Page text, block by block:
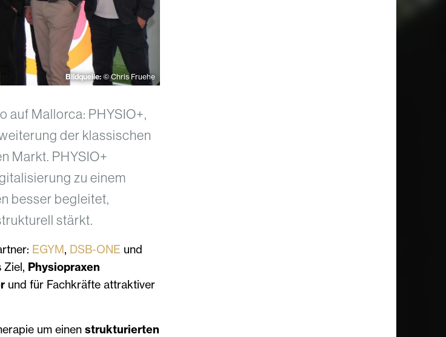
Bildquelle: © Chris Fruehe
auf Mallorca: PHYSIO+,
der klassischen
Markt. PHYSIO+
zu einem
besser begleitet,
stärkt.
EGYM, DSB-ONE und
Ziel, Physiopraxen
und für Fachkräfte attraktiver
um einen strukturierten